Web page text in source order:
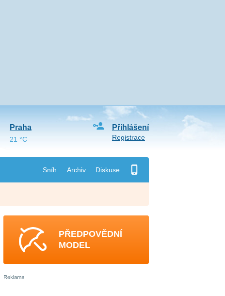
Sníh Archiv Diskuse
Přihlášení
Registrace
Praha
21 °C
PŘEDPOVĚDNÍ
MODEL